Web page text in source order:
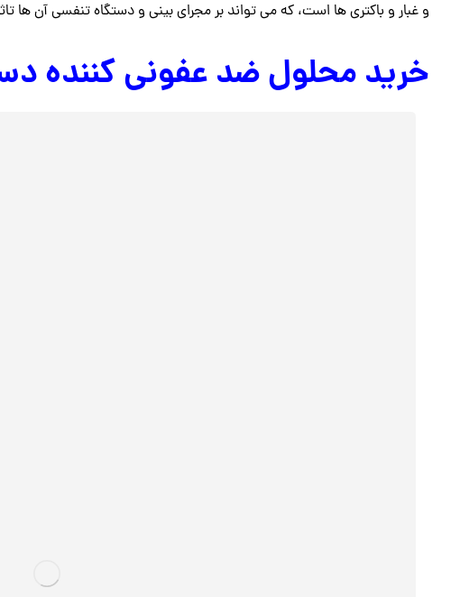
و غبار و باکتری ها است، که می تواند بر مجرای بینی و دستگاه تنفسی آن ها
خرید محلول ضد عفونی کننده